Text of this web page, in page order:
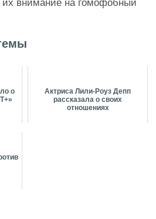
их внимание на гомофобный
о
Актриса Лили-Роуз Депп
рассказала о своих
отношениях